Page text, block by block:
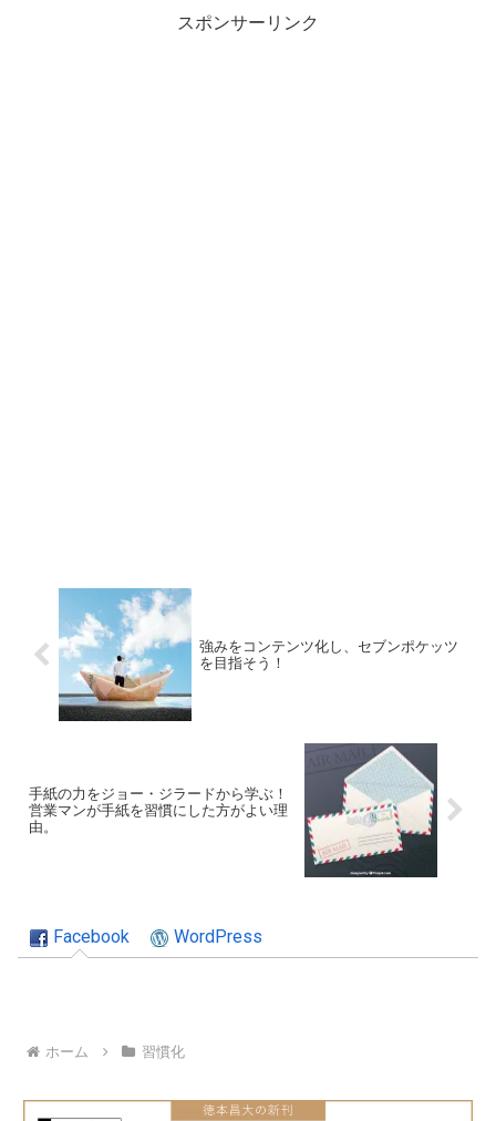
スポンサーリンク
強みをコンテンツ化し、セブンポケッツ
を目指そう！
手紙の力をジョー・ジラードから学ぶ！
営業マンが手紙を習慣にした方がよい理
由。
Facebook WordPress
ホーム 習慣化